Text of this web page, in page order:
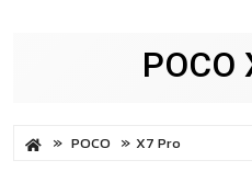
POCO
POCO X7 Pro